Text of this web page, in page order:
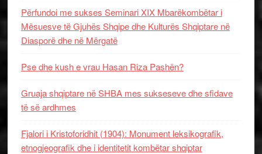
Përfundoi me sukses Seminari XIX Mbarëkombëtar i
Mësuesve të Gjuhës Shqipe dhe Kulturës Shqiptare në
Diasporë dhe në Mërgatë
Pse dhe kush e vrau Hasan Riza Pashën?
Gruaja shqiptare në SHBA mes sukseseve dhe sfidave
të së ardhmes
Fjalori i Kristoforidhit (1904): Monument leksikografik,
etnogjeografik dhe i identitetit kombëtar shqiptar